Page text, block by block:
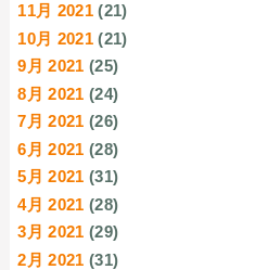
11月 2021 (21)
10月 2021 (21)
9月 2021 (25)
8月 2021 (24)
7月 2021 (26)
6月 2021 (28)
5月 2021 (31)
4月 2021 (28)
3月 2021 (29)
2月 2021 (31)